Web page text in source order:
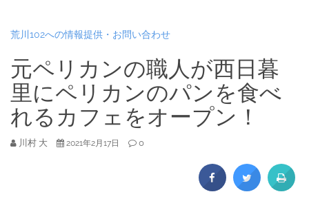
荒川102への情報提供・お問い合わせ
元ペリカンの職人が西日暮
里にペリカンのパンを食べ
れるカフェをオープン！
川村 大 2021年2月17日 0